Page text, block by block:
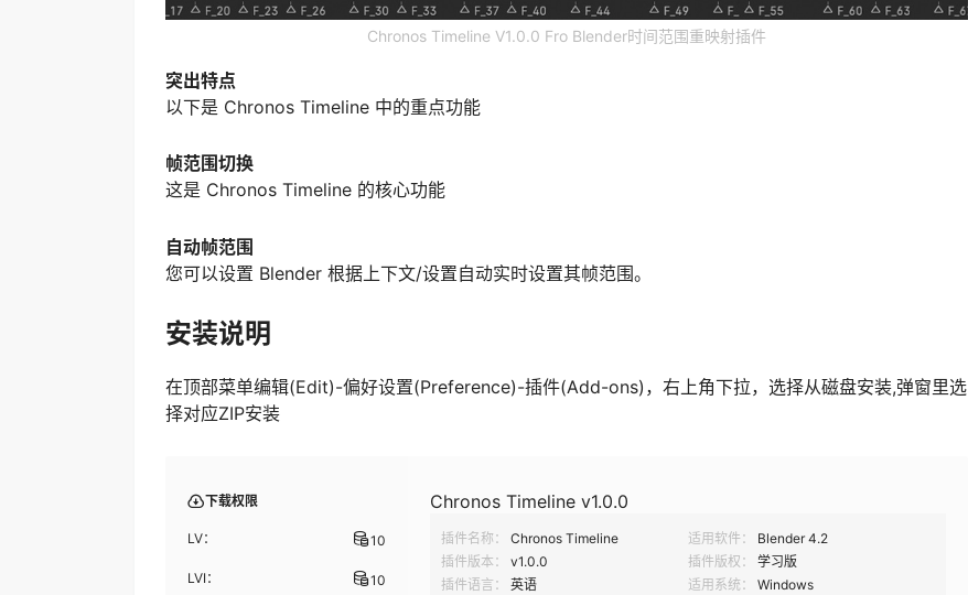
Chronos Timeline V1.0.0 Fro Blender时间范围重映射插件
突出特点
以下是 Chronos Timeline 中的重点功能
帧范围切换
这是 Chronos Timeline 的核心功能
自动帧范围
您可以设置 Blender 根据上下文/设置自动实时设置其帧范围。
安装说明
在顶部菜单编辑(Edit)-偏好设置(Preference)-插件(Add-ons)，右上角下拉，选择从磁盘安装,弹窗里选
择对应ZIP安装
下载权限
LV： 10
LVI： 10
Chronos Timeline v1.0.0
插件名称： Chronos Timeline 适用软件：
Blender 4.2
插件版本：
v1.0.0 插件版权：
学习版
插件语言：
英语 适用系统：
Windows